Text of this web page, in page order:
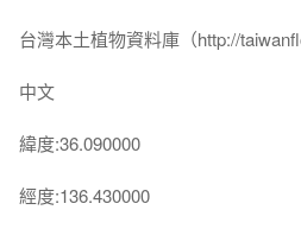
台灣本土植物資料庫（http://
中文
緯度:36.090000
經度:136.430000